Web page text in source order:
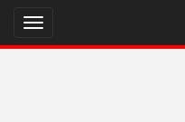
نمایش
منو